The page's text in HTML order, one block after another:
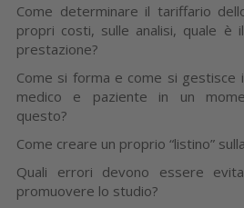
Come determinare il tariffario
propri costi, sulle analisi, quale è
prestazione?
Come si forma e come si
medico e paziente in un
questo?
Come creare un proprio “listino”
Quali errori devono essere
promuovere lo studio?